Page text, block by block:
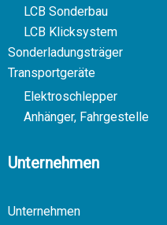
LCB Sonderbau
LCB Klicksystem
Sonderladungsträger
Transportgeräte
Elektroschlepper
Anhänger, Fahrgestelle
Unternehmen
Unternehmen